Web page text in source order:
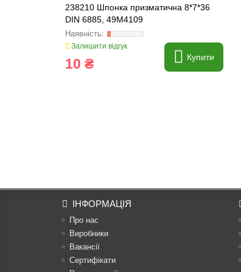
238210 Шпонка призматична 8*7*36
DIN 6885, 49M4109
Залишити відгук
10 ₴ Купити
ІНФОРМАЦІЯ
Про нас
Виробники
Вакансії
Сертифікати